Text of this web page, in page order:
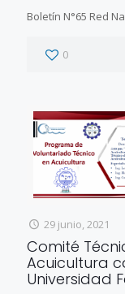
Boletín N°65 Red
0
29 junio, 2021
Comité
Acuicultura
Universidad